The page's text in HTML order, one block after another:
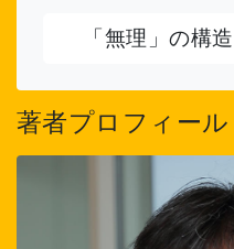
「無理」の構
著者プロフィール